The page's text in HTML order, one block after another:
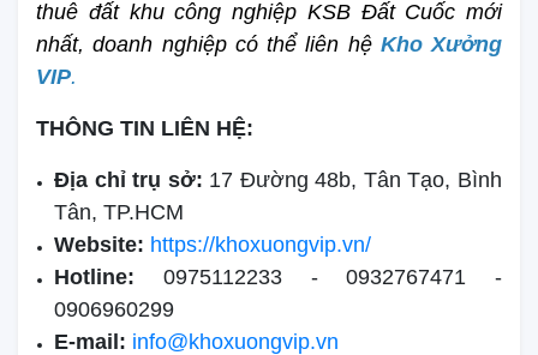
thuê đất khu công nghiệp KSB Đất Cuốc mới
nhất, doanh nghiệp có thể liên hệ Kho Xưởng
VIP.
THÔNG TIN LIÊN HỆ:
Địa chỉ trụ sở: 17 Đường 48b, Tân Tạo, Bình
Tân, TP.HCM
Website: https://khoxuongvip.vn/
Hotline: 0975112233 - 0932767471 -
0906960299
E-mail: info@khoxuongvip.vn